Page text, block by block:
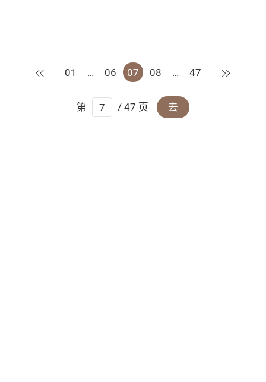
上一页
01 … 06 07 08 … 47 下一页
第 / 47 页 去